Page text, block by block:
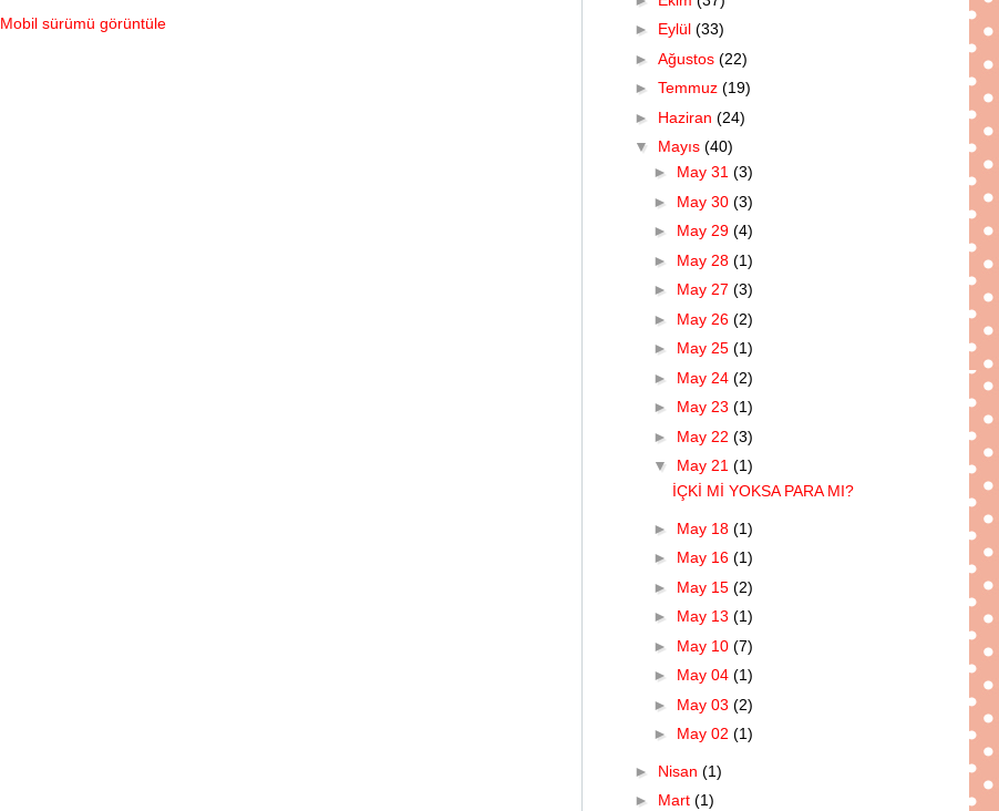
Mobil sürümü görüntüle
► Eylül (33)
► Ağustos (22)
► Temmuz (19)
► Haziran (24)
▼ Mayıs (40)
► May 31 (3)
► May 30 (3)
► May 29 (4)
► May 28 (1)
► May 27 (3)
► May 26 (2)
► May 25 (1)
► May 24 (2)
► May 23 (1)
► May 22 (3)
▼ May 21 (1)
İÇKİ Mİ YOKSA PARA MI?
► May 18 (1)
► May 16 (1)
► May 15 (2)
► May 13 (1)
► May 10 (7)
► May 04 (1)
► May 03 (2)
► May 02 (1)
► Nisan (1)
► Mart (1)